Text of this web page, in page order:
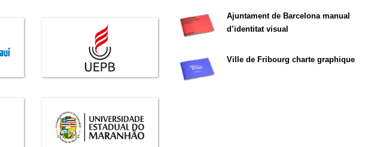
Ajuntament de Barcelona manual
d’identitat visual
Ville de Fribourg charte graphique